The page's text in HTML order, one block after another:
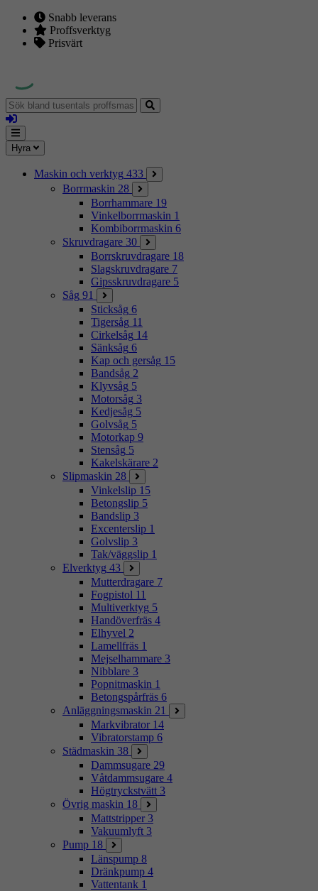
Snabb leverans
Proffsverktyg
Prisvärt
Sök
bland
tusentals
proffsmaskiner
Logga
in
Mina
sidor
Meny
Hyra
Maskin och verktyg 433
Borrmaskin 28
Borrhammare 19
Vinkelborrmaskin 1
Kombiborrmaskin 6
Skruvdragare 30
Borrskruvdragare 18
Slagskruvdragare 7
Gipsskruvdragare 5
Såg 91
Sticksåg 6
Tigersåg 11
Cirkelsåg 14
Sänksåg 6
Kap och gersåg 15
Bandsåg 2
Klyvsåg 5
Motorsåg 3
Kedjesåg 5
Golvsåg 5
Motorkap 9
Stensåg 5
Kakelskärare 2
Slipmaskin 28
Vinkelslip 15
Betongslip 5
Bandslip 3
Excenterslip 1
Golvslip 3
Tak/väggslip 1
Elverktyg 43
Mutterdragare 7
Fogpistol 11
Multiverktyg 5
Handöverfräs 4
Elhyvel 2
Lamellfräs 1
Mejselhammare 3
Nibblare 3
Popnitmaskin 1
Betongspårfräs 6
Anläggningsmaskin 21
Markvibrator 14
Vibratorstamp 6
Städmaskin 38
Dammsugare 29
Våtdammsugare 4
Högtryckstvätt 3
Övrig maskin 18
Mattstripper 3
Vakuumlyft 3
Pump 18
Länspump 8
Dränkpump 4
Vattentank 1